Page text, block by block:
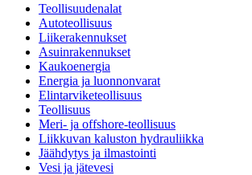
Teollisuudenalat
Autoteollisuus
Liikerakennukset
Asuinrakennukset
Kaukoenergia
Energia ja luonnonvarat
Elintarviketeollisuus
Teollisuus
Meri- ja offshore-teollisuus
Liikkuvan kaluston hydrauliikka
Jäähdytys ja ilmastointi
Vesi ja jätevesi